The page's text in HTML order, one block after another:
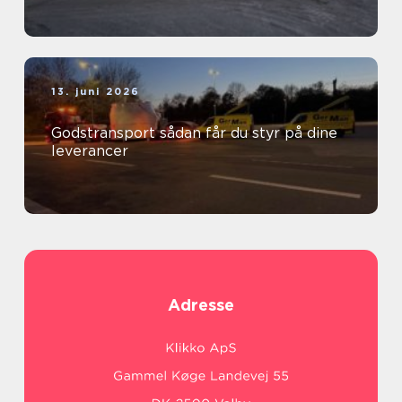
13. juni 2026
Godstransport sådan får du styr på dine
leverancer
Adresse